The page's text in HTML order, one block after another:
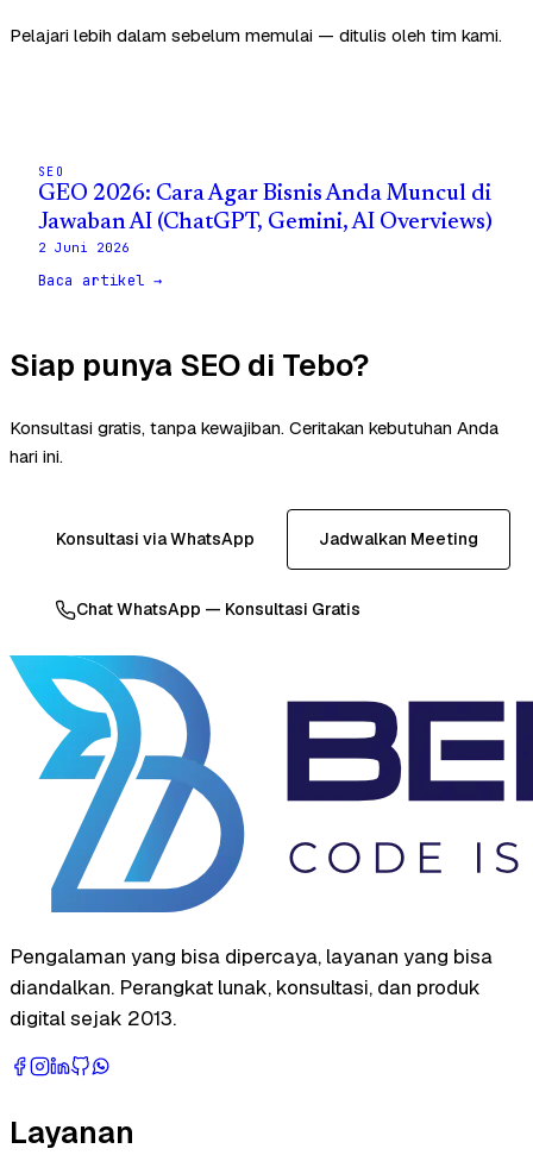
Pelajari lebih dalam sebelum memulai — ditulis oleh tim kami.
SEO
GEO 2026: Cara Agar Bisnis Anda Muncul di
Jawaban AI (ChatGPT, Gemini, AI Overviews)
2 Juni 2026
Baca artikel →
Siap punya SEO di Tebo?
Konsultasi gratis, tanpa kewajiban. Ceritakan kebutuhan Anda
hari ini.
Konsultasi via WhatsApp Jadwalkan Meeting
Chat WhatsApp — Konsultasi Gratis
Pengalaman yang bisa dipercaya, layanan yang bisa
diandalkan. Perangkat lunak, konsultasi, dan produk
digital sejak 2013.
Layanan